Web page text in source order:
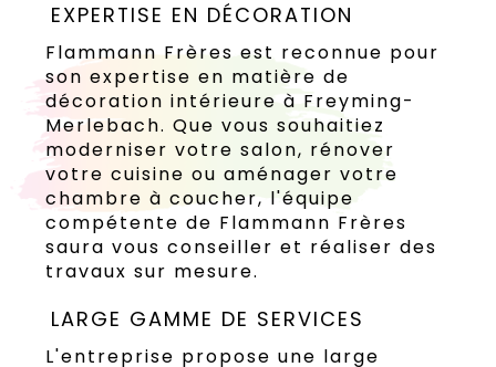
EXPERTISE EN DÉCORATION
Flammann Frères est reconnue pour
son expertise en matière de
décoration intérieure à Freyming-
Merlebach. Que vous souhaitiez
moderniser votre salon, rénover
votre cuisine ou aménager votre
chambre à coucher, l'équipe
compétente de Flammann Frères
saura vous conseiller et réaliser des
travaux sur mesure.
LARGE GAMME DE SERVICES
L'entreprise propose une large